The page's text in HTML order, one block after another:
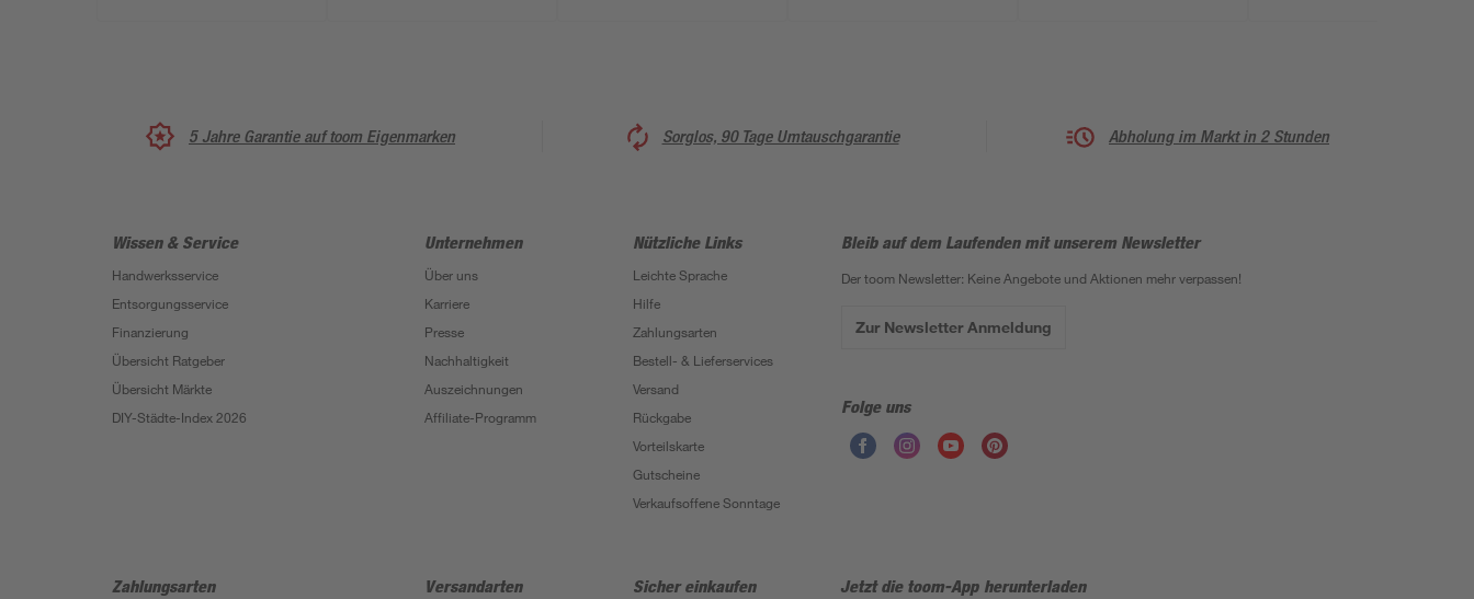
5 Jahre Garantie auf toom Eigenmarken Sorglos, 90 Tage Umtauschgarantie Abholung im Markt in 2 Stunden
Wissen & Service
Handwerksservice
Entsorgungsservice
Finanzierung
Übersicht Ratgeber
Übersicht Märkte
DIY-Städte-Index 2026
Unternehmen
Über uns
Karriere
Presse
Nachhaltigkeit
Auszeichnungen
Affiliate-Programm
Nützliche Links
Leichte Sprache
Hilfe
Zahlungsarten
Bestell- & Lieferservices
Versand
Rückgabe
Vorteilskarte
Gutscheine
Verkaufsoffene Sonntage
Bleib auf dem Laufenden mit unserem Newsletter
Der toom Newsletter: Keine Angebote und Aktionen mehr verpassen!
Zur Newsletter Anmeldung
Folge uns
Zahlungsarten Versandarten Sicher einkaufen Jetzt die toom-App herunterladen